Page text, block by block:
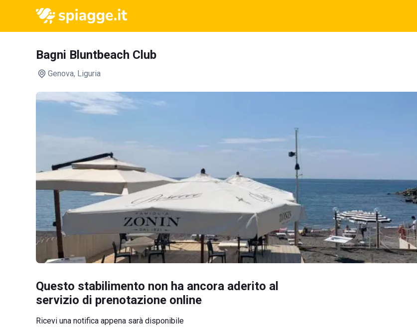
Bagni Bluntbeach Club
Genova, Liguria
Questo stabilimento non ha ancora aderito al
servizio di prenotazione online
Ricevi una notifica appena sarà disponibile